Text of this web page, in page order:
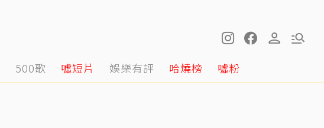
500歌 噓短片 娛樂有評 哈燒榜 噓粉